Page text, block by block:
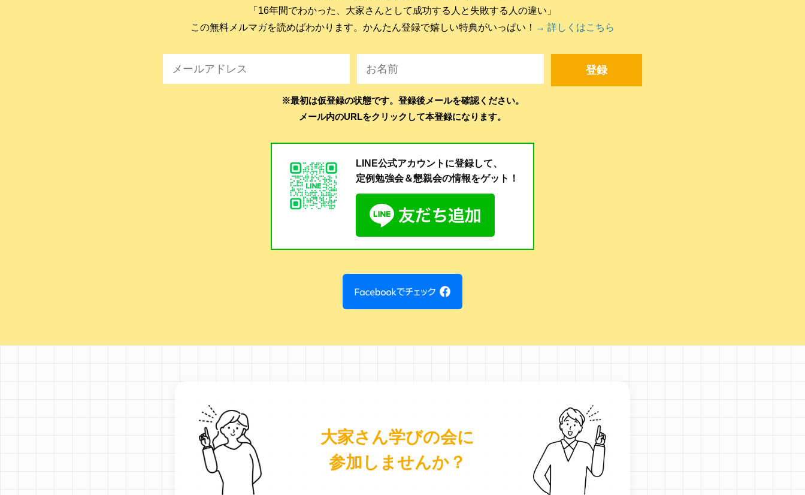
「16年間でわかった、大家さんとして成功する人と失敗する人の違い」
この無料メルマガを読めばわかります。かんたん登録で嬉しい特典がいっぱい！ → 詳しくはこちら
※最初は仮登録の状態です。登録後メールを確認ください。
メール内のURLをクリックして本登録になります。
LINE公式アカウントに登録して、
定例勉強会＆懇親会の情報をゲット！
大家さん学びの会に
参加しませんか？